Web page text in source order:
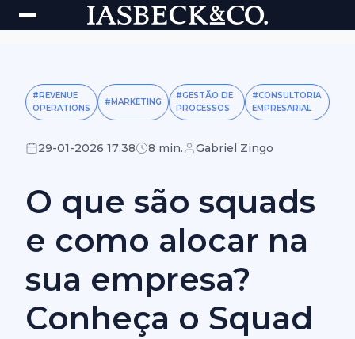
#REVENUE
OPERATIONS
#MARKETING
#GESTÃO DE
PROCESSOS
#CONSULTORIA
EMPRESARIAL
29-01-2026 17:38 8 min. Gabriel Zingo
O que são squads
e como alocar na
sua empresa?
Conheça o Squad